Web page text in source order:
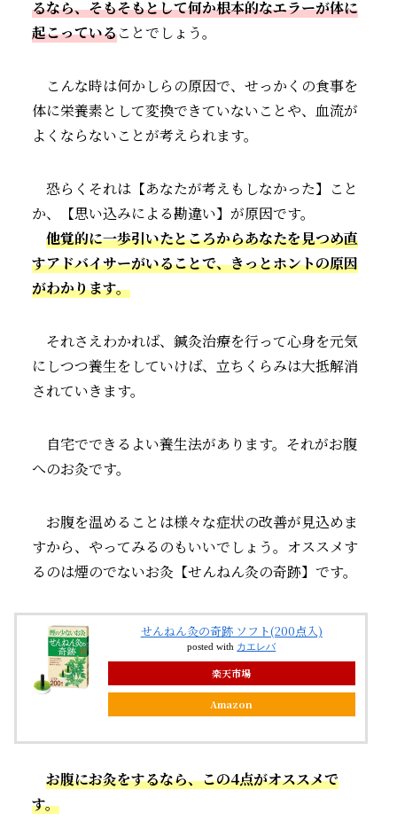
るなら、そもそもとして何か根本的なエラーが体に
起こっていることでしょう。
こんな時は何かしらの原因で、せっかくの食事を
体に栄養素として変換できていないことや、血流が
よくならないことが考えられます。
恐らくそれは【あなたが考えもしなかった】こと
か、【思い込みによる勘違い】が原因です。
他覚的に一歩引いたところからあなたを見つめ直
すアドバイサーがいることで、きっとホントの原因
がわかります。
それさえわかれば、鍼灸治療を行って心身を元気
にしつつ養生をしていけば、立ちくらみは大抵解消
されていきます。
自宅でできるよい養生法があります。それがお腹
へのお灸です。
お腹を温めることは様々な症状の改善が見込めま
すから、やってみるのもいいでしょう。オススメす
るのは煙のでないお灸【せんねん灸の奇跡】です。
せんねん灸の奇跡 ソフト(200点入)
posted with カエレバ
楽天市場
Amazon
お腹にお灸をするなら、この4点がオススメで
す。